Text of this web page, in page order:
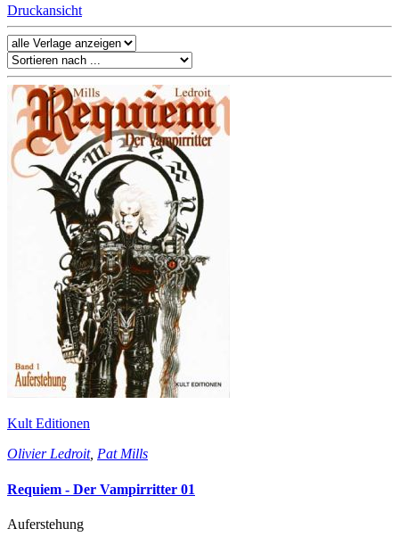
Druckansicht
Kult Editionen
Olivier Ledroit, Pat Mills
Requiem - Der Vampirritter 01
Auferstehung